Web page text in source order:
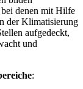
bei denen mit Hilfe
der Klimatisierung
aufgedeckt,
und
: